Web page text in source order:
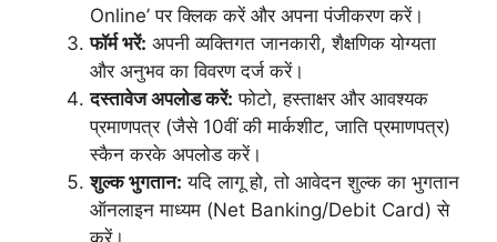
Online’ पर क्लिक करें और अपना पंजीकरण करें।
फॉर्म भरें: अपनी व्यक्तिगत जानकारी, शैक्षणिक योग्यता
और अनुभव का विवरण दर्ज करें।
दस्तावेज अपलोड करें: फोटो, हस्ताक्षर और आवश्यक
प्रमाणपत्र (जैसे 10वीं की मार्कशीट, जाति प्रमाणपत्र)
स्कैन करके अपलोड करें।
शुल्क भुगतान: यदि लागू हो, तो आवेदन शुल्क का भुगतान
ऑनलाइन माध्यम (Net Banking/Debit Card) से
करें।